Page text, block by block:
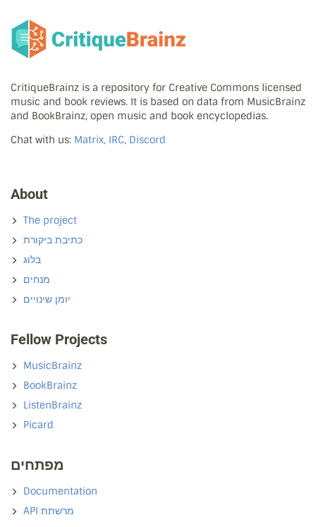
CritiqueBrainz is a repository for Creative Commons licensed
music and book reviews. It is based on data from MusicBrainz
and BookBrainz, open music and book encyclopedias.
Chat with us: Matrix, IRC, Discord
About
The project
כתיבת ביקורת
בלוג
מנחים
יומן שינויים
Fellow Projects
MusicBrainz
BookBrainz
ListenBrainz
Picard
מפתחים
Documentation
API מרשתת